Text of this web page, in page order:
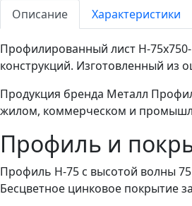
Описание
Характеристики
Профилированный лист Н-
конструкций. Изготовленный из
Продукция бренда Металл
жилом, коммерческом и
Профиль и
Профиль Н-75 с высотой волны
Бесцветное цинковое покрытие